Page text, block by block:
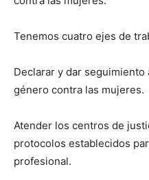
Tenemos cuatro ejes de
Declarar y dar
género contra las mujeres.
Atender los centros de
protocolos establecidos
profesional.